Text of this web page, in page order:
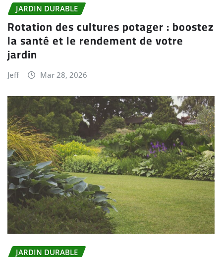
JARDIN DURABLE
Rotation des cultures potager : boostez
la santé et le rendement de votre
jardin
Jeff Mar 28, 2026
JARDIN DURABLE